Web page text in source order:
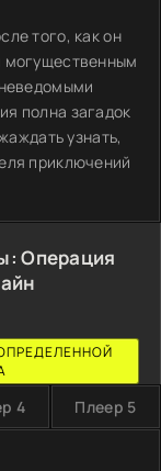
того, как он
могущественным
полна загадок
узнать,
приключений
Операция
4 Плеер 5